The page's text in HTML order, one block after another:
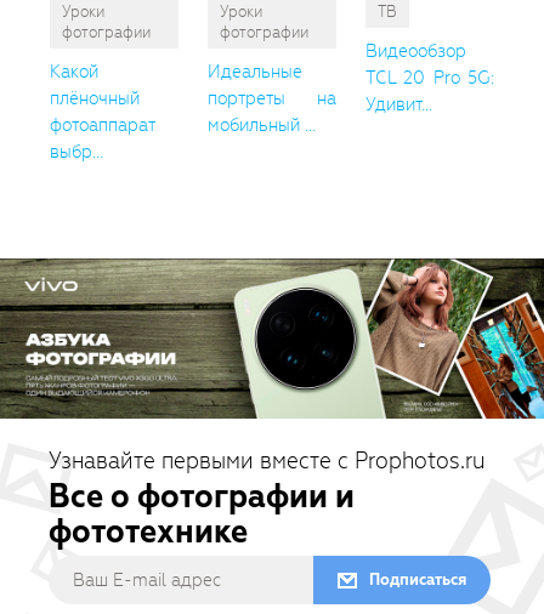
Уроки
фотографии
Какой
плёночный
фотоаппарат
выбр...
Уроки
фотографии
Идеальные
портреты на
мобильный ...
ТВ
Видеообзор
TCL 20 Pro 5G:
Удивит...
Узнавайте первыми вместе с Prophotos.ru
Все о фотографии и
фототехнике
Подписаться